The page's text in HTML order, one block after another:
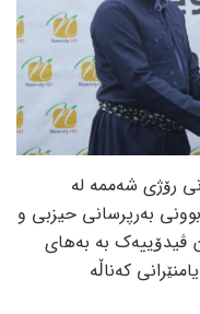
رۆژی شەممە لە
بەرپرسانی حیزبی و
ڤیدۆییەک بە بەھای
کەناڵە